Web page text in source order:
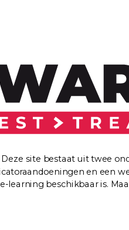
aids in cijfers
en ontwikkelingen
en medicatie
site bestaat uit twee
en een
learning beschikbaar is.